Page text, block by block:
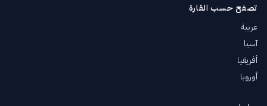
تصفح حسب القارة
عربية
آسيا
أفريقيا
أوروبا